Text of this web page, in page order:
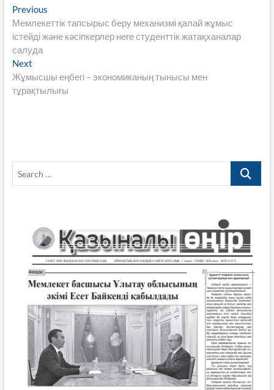
b
o
o
k
er
s
A
p
gr
a
y
Li
k
e
Навигация
по
записям
PreviousPrevious
post:
Мемлекеттік тапсырыс беру механизмі қалай жұмыс
істейді және кәсіпкерлер неге студенттік жатақханалар
салуда
NextNext
post:
Жұмысшы еңбегі – экономиканың тынысы мен
тұрақтылығы
Search